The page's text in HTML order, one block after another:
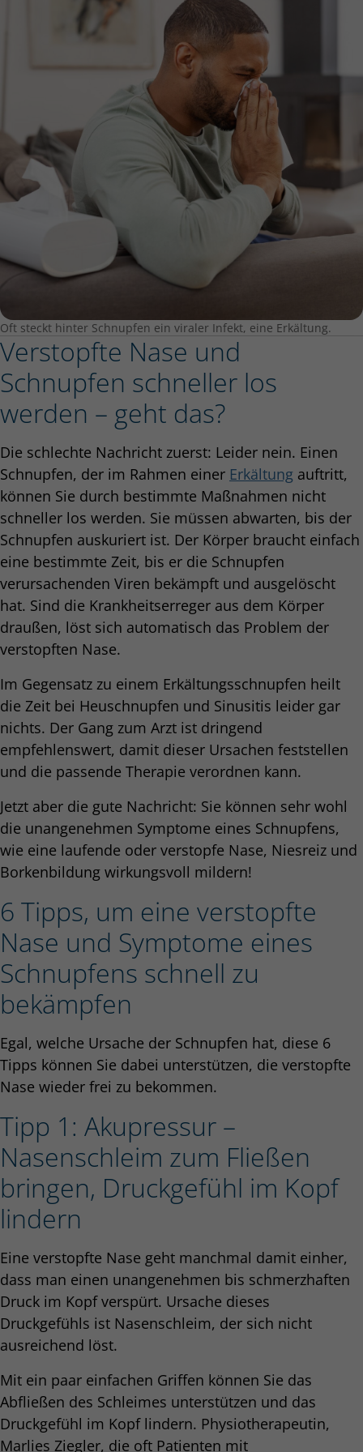
Oft steckt hinter Schnupfen ein viraler Infekt, eine Erkältung.
Verstopfte Nase und
Schnupfen schneller los
werden – geht das?
Die schlechte Nachricht zuerst: Leider nein. Einen
Schnupfen, der im Rahmen einer Erkältung auftritt,
können Sie durch bestimmte Maßnahmen nicht
schneller los werden. Sie müssen abwarten, bis der
Schnupfen auskuriert ist. Der Körper braucht einfach
eine bestimmte Zeit, bis er die Schnupfen
verursachenden Viren bekämpft und ausgelöscht
hat. Sind die Krankheitserreger aus dem Körper
draußen, löst sich automatisch das Problem der
verstopften Nase.
Im Gegensatz zu einem Erkältungsschnupfen heilt
die Zeit bei Heuschnupfen und Sinusitis leider gar
nichts. Der Gang zum Arzt ist dringend
empfehlenswert, damit dieser Ursachen feststellen
und die passende Therapie verordnen kann.
Jetzt aber die gute Nachricht: Sie können sehr wohl
die unangenehmen Symptome eines Schnupfens,
wie eine laufende oder verstopfe Nase, Niesreiz und
Borkenbildung wirkungsvoll mildern!
6 Tipps, um eine verstopfte
Nase und Symptome eines
Schnupfens schnell zu
bekämpfen
Egal, welche Ursache der Schnupfen hat, diese 6
Tipps können Sie dabei unterstützen, die verstopfte
Nase wieder frei zu bekommen.
Tipp 1: Akupressur –
Nasenschleim zum Fließen
bringen, Druckgefühl im Kopf
lindern
Eine verstopfte Nase geht manchmal damit einher,
dass man einen unangenehmen bis schmerzhaften
Druck im Kopf verspürt. Ursache dieses
Druckgefühls ist Nasenschleim, der sich nicht
ausreichend löst.
Mit ein paar einfachen Griffen können Sie das
Abfließen des Schleimes unterstützen und das
Druckgefühl im Kopf lindern. Physiotherapeutin,
Marlies Ziegler, die oft Patienten mit